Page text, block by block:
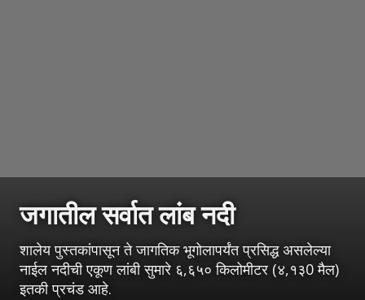
जगातील सर्वात लांब नदी
शालेय पुस्तकांपासून ते जागतिक भूगोलापर्यंत प्रसिद्ध असलेल्या
नाईल नदीची एकूण लांबी सुमारे ६,६५० किलोमीटर (४,१३0 मैल)
इतकी प्रचंड आहे.